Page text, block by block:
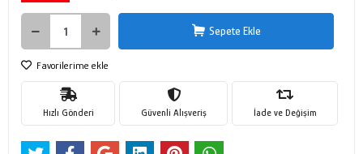
Sepete Ekle
Favorilerime ekle
Hızlı Gönderi Güvenli Alışveriş İade ve Değişim